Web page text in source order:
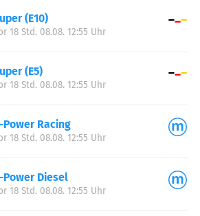
00:00-24:00
(E10)
18 Std. 08.08. 12:55 Uhr
(E5)
18 Std. 08.08. 12:55 Uhr
Power Racing
18 Std. 08.08. 12:55 Uhr
Power Diesel
18 Std. 08.08. 12:55 Uhr